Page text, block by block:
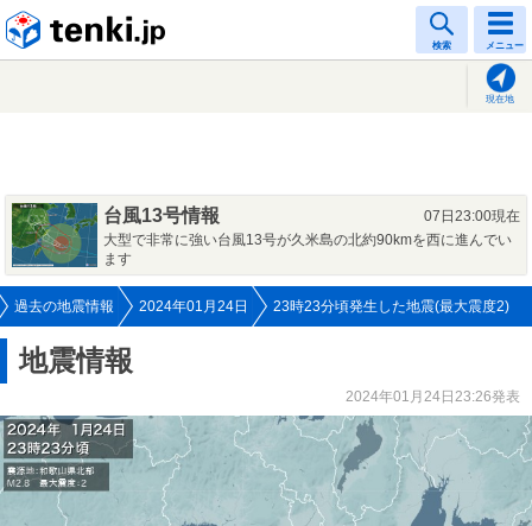
検索 メニュー
現在地
台風13号情報
07日23:00現在
大型で非常に強い台風13号が久米島の北約90kmを西に進んでい
ます
過去の地震情報 2024年01月24日 23時23分頃発生した地震(最大震度2)
地震情報
2024年01月24日23:26発表